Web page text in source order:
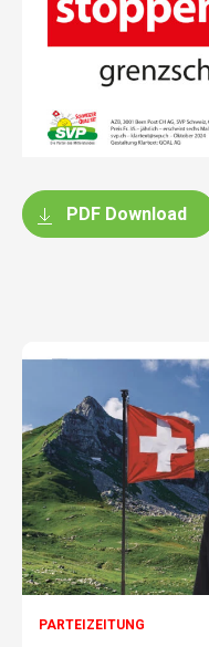
PDF Download
PARTEIZEITUNG